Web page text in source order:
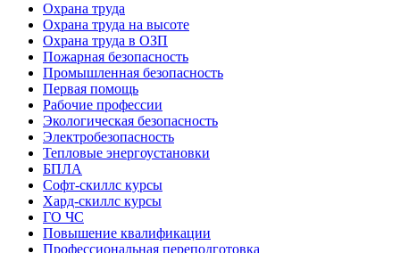
Охрана труда
Охрана труда на высоте
Охрана труда в ОЗП
Пожарная безопасность
Промышленная безопасность
Первая помощь
Рабочие профессии
Экологическая безопасность
Электробезопасность
Тепловые энергоустановки
БПЛА
Софт-скиллс курсы
Хард-скиллс курсы
ГО ЧС
Повышение квалификации
Профессиональная переподготовка